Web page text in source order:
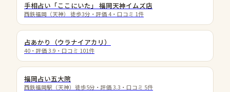
手相占い「ここにいた」 福岡天神イムズ店
西鉄福岡（天神） 徒歩3分 ・評価 4 ・口コミ 1件
占あかり（ウラナイアカリ）
40 ・評価 3.9 ・口コミ 101件
福岡占い五大院
西鉄福岡駅（天神）徒歩5分 ・評価 3.3 ・口コミ 5件